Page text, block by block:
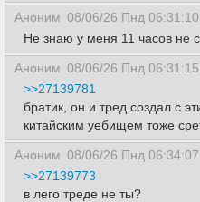
Аноним 08/06/26 Пнд 06:31:10
Не знаю у меня 11 часов не
Аноним 08/06/26 Пнд 06:31:15
>>27139781
братик, он и тред создал с
китайским уебищем тоже
Аноним 08/06/26 Пнд 06:34:07
>>27139773
в лего треде не ты?